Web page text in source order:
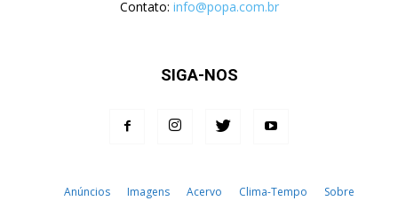
Contato: info@popa.com.br
SIGA-NOS
Anúncios Imagens Acervo Clima-Tempo Sobre